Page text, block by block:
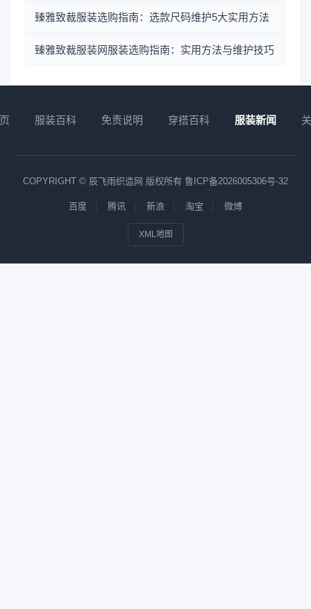
臻雅致裁服装选购指南：选款尺码维护5大实用方法
臻雅致裁服装网服装选购指南：实用方法与维护技巧
服装百科 免责说明 穿搭百科 服装新闻
COPYRIGHT © 辰飞雨织造网 版权所有 鲁ICP备2026005306号-32
百度 腾讯 新浪 淘宝 微博
XML地图